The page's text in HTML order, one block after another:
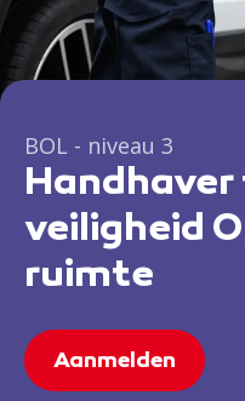
BOL - niveau 3
veiligheid
ruimte
Aanmelden